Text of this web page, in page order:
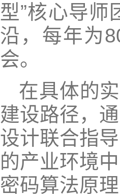
型”核心导师
沿，每年为
会。
在具体的
建设路径，
设计联合指
的产业环境
密码算法原